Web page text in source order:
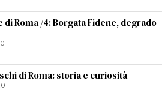
Roma /4: Borgata Fidene, degrado
di Roma: storia e curiosità